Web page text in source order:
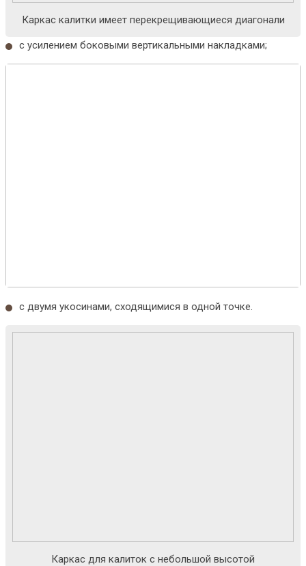
Каркас калитки имеет перекрещивающиеся диагонали
с усилением боковыми вертикальными накладками;
с двумя укосинами, сходящимися в одной точке.
Каркас для калиток с небольшой высотой